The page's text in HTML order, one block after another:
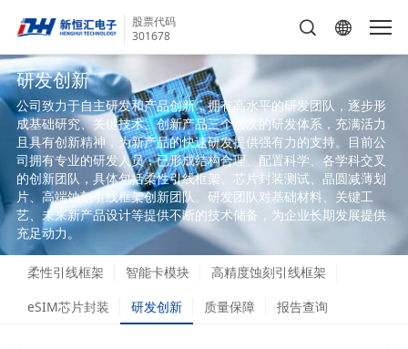
股票代码
301678
研发创新
公司致力于自主研发和产品创新，拥有高水平的研发团队，逐步形
成基础研究、关键技术、创新产品三个层次的研发体系，充满活力
且具有创新精神，为新产品的快速研发提供强有力的支持。目前公
司拥有专业的研发人员，已形成结构合理、配置科学、各学科交叉
的创新团队，具体包括柔性引线框架、芯片封装测试、晶圆减薄划
片、高端蚀刻引线框架创新团队。研发团队对基础材料、关键工
艺、未来新产品设计等提供不断的技术储备，为企业长期发展提供
充足动力。
柔性引线框架 智能卡模块
高精度蚀刻引线框架
eSIM芯片封装
研发创新 质量保障 报告查询